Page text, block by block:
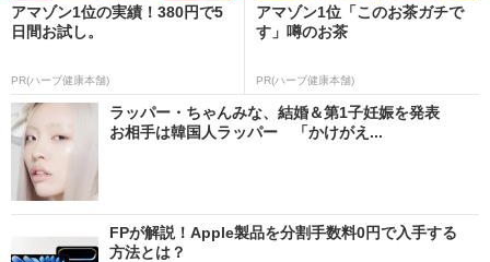
アマゾン1位の実績！380円で5
日間お試し。
PR(ハーブ健康本舗)
アマゾン1位「このお茶ガチで
す」噂のお茶
PR(ハーブ健康本舗)
ラッパー・ちゃんみな、結婚＆第1子妊娠を発表
お相手は韓国人ラッパー 「かけがえ...
FPが解説！Apple製品を分割手数料0円で入手する
方法とは？